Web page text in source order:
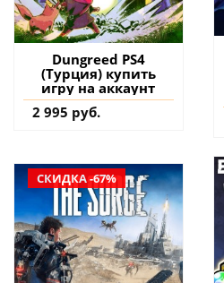
Dungreed PS4
(Турция) купить
игру на аккаунт
2 995 руб.
СКИДКА -67%